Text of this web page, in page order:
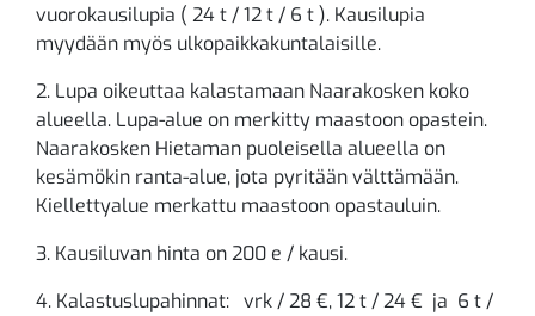
vuorokausilupia ( 24 t / 12 t / 6 t ). Kausilupia
myydään myös ulkopaikkakuntalaisille.
2. Lupa oikeuttaa kalastamaan Naarakosken koko
alueella. Lupa-alue on merkitty maastoon opastein.
Naarakosken Hietaman puoleisella alueella on
kesämökin ranta-alue, jota pyritään välttämään.
Kiellettyalue merkattu maastoon opastauluin.
3. Kausiluvan hinta on 200 e / kausi.
4. Kalastuslupahinnat: vrk / 28 €, 12 t / 24 € ja 6 t /